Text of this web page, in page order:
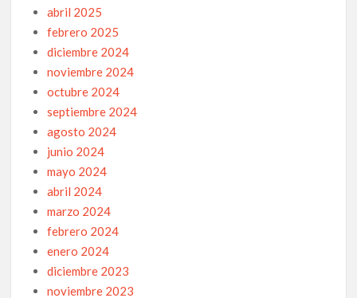
abril 2025
febrero 2025
diciembre 2024
noviembre 2024
octubre 2024
septiembre 2024
agosto 2024
junio 2024
mayo 2024
abril 2024
marzo 2024
febrero 2024
enero 2024
diciembre 2023
noviembre 2023